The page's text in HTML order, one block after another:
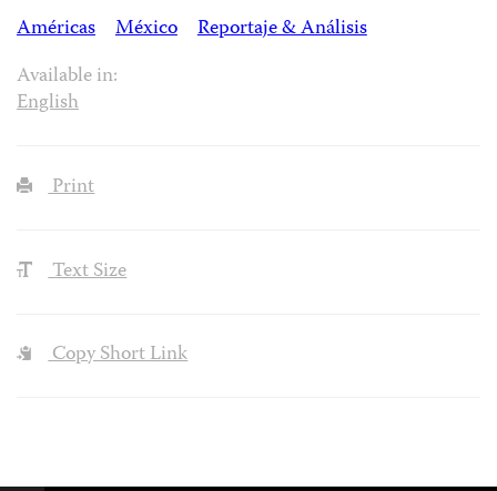
Américas
México
Reportaje & Análisis
Available in:
English
Print
Text Size
Copy Short Link